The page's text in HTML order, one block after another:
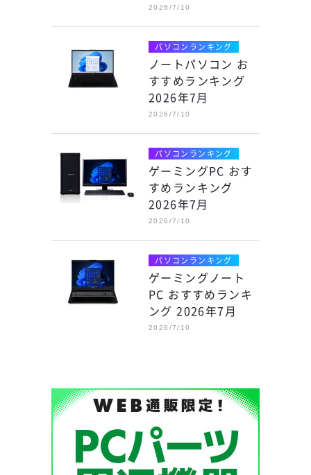
2026/7/10
パソコンランキング
ノートパソコン お
すすめランキング
2026年7月
2026/7/10
パソコンランキング
ゲーミングPC おす
すめランキング
2026年7月
2026/7/10
パソコンランキング
ゲーミングノート
PC おすすめランキ
ング 2026年7月
2026/7/10